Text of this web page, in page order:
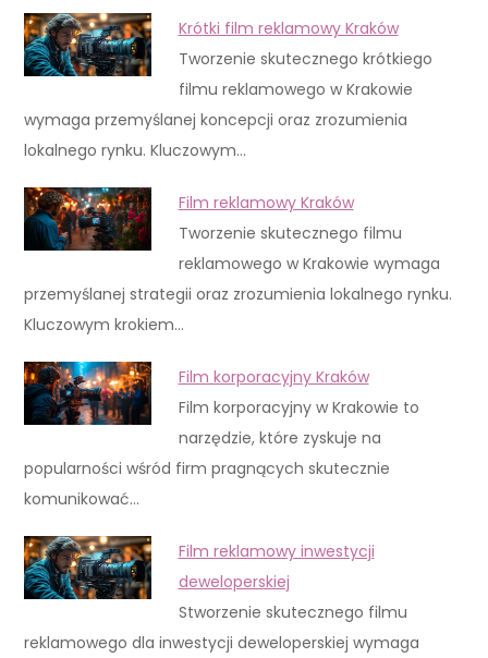
Krótki film reklamowy Kraków
Tworzenie skutecznego krótkiego
filmu reklamowego w Krakowie
wymaga przemyślanej koncepcji oraz zrozumienia
lokalnego rynku. Kluczowym…
Film reklamowy Kraków
Tworzenie skutecznego filmu
reklamowego w Krakowie wymaga
przemyślanej strategii oraz zrozumienia lokalnego rynku.
Kluczowym krokiem…
Film korporacyjny Kraków
Film korporacyjny w Krakowie to
narzędzie, które zyskuje na
popularności wśród firm pragnących skutecznie
komunikować…
Film reklamowy inwestycji
deweloperskiej
Stworzenie skutecznego filmu
reklamowego dla inwestycji deweloperskiej wymaga